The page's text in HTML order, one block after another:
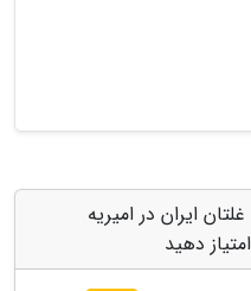
ایران در امیریه
دهید